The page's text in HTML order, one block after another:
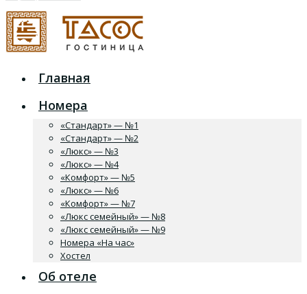
Главная
Номера
«Стандарт» — №1
«Стандарт» — №2
«Люкс» — №3
«Люкс» — №4
«Комфорт» — №5
«Люкс» — №6
«Комфорт» — №7
«Люкс семейный» — №8
«Люкс семейный» — №9
Номера «На час»
Хостел
Об отеле